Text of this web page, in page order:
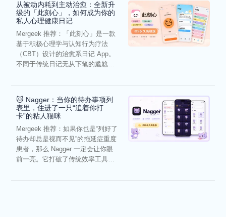
从被动内耗到主动治愈：全新升
级的「此刻心」，如何成为你的
私人心理健康日记
Mergeek 推荐：「此刻心」是一款
基于积极心理学与认知行为疗法
（CBT）设计的治愈系日记 App。
不同于传统日记无从下笔的尴尬，
🐱 Nagger：当你的待办事项列
表里，住进了一只“追着你打
卡”的粘人猫咪
Mergeek 推荐：如果你也是“列好了
待办却总是视而不见”的拖延症重度
患者，那么 Nagger 一定会让你眼
前一亮。它打破了传统效率工具冰